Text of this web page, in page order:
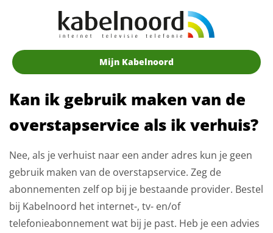
Mijn Kabelnoord
Kan ik gebruik maken van de
overstapservice als ik verhuis?
Nee, als je verhuist naar een ander adres kun je geen
gebruik maken van de overstapservice. Zeg de
abonnementen zelf op bij je bestaande provider. Bestel
bij Kabelnoord het internet-, tv- en/of
telefonieabonnement wat bij je past. Heb je een advies